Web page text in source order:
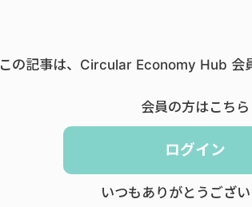
この記事は、Circular Economy Hub 会
会員の方はこちら
ログイン
いつもありがとうござい